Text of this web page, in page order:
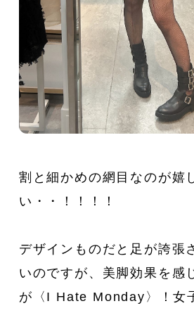
割と細かめの網目なのが嬉
い・・！！！！
デザインものだと足が誇張
いのですが、美脚効果を感
が〈I Hate Monday〉！女